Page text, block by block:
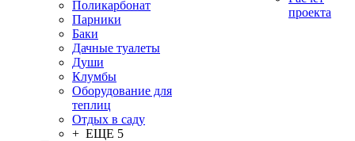
Поликарбонат
Парники
Баки
Дачные туалеты
Души
Клумбы
Оборудование для
теплиц
Отдых в саду
+ ЕЩЕ 5
проекта